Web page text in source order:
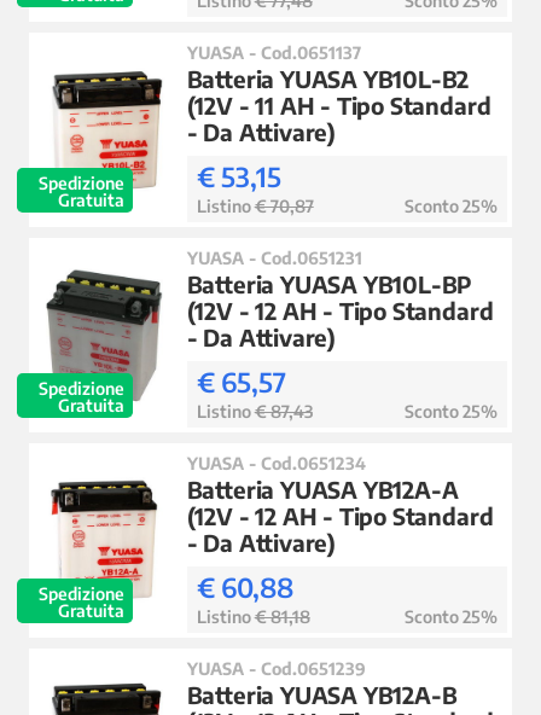
Spedizione
Gratuita
YUASA - Cod.0651137
Batteria YUASA YB10L-B2
(12V - 11 AH - Tipo Standard
- Da Attivare)
€ 53,15
Listino€ 70,87 Sconto 25%
Spedizione
Gratuita
YUASA - Cod.0651231
Batteria YUASA YB10L-BP
(12V - 12 AH - Tipo Standard
- Da Attivare)
€ 65,57
Listino€ 87,43 Sconto 25%
Spedizione
Gratuita
YUASA - Cod.0651234
Batteria YUASA YB12A-A
(12V - 12 AH - Tipo Standard
- Da Attivare)
€ 60,88
Listino€ 81,18 Sconto 25%
YUASA - Cod.0651239
Batteria YUASA YB12A-B